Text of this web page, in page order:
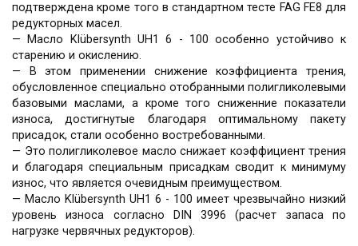
подтверждена кроме того в стандартном тесте FAG FE8 для
редукторных масел.
— Масло Klübersynth UH1 6 - 100 особенно устойчиво к
старению и окислению.
— В этом применении снижение коэффициента трения,
обусловленное специально отобранными полигликолевыми
базовыми маслами, а кроме того сниженние показатели
износа, достигнутые благодаря оптимальному пакету
присадок, стали особенно востребованными.
— Это полигликолевое масло снижает коэффициент трения
и благодаря специальным присадкам сводит к минимуму
износ, что является очевидным преимуществом.
— Масло Klübersynth UH1 6 - 100 имеет чрезвычайно низкий
уровень износа согласно DIN 3996 (расчет запаса по
нагрузке червячных редукторов).